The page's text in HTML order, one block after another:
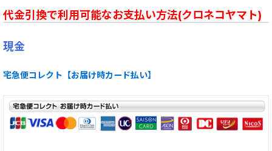
代金引換で利用可能なお支払い方法(クロネコヤマト)
現金
宅急便コレクト【お届け時カード払い】